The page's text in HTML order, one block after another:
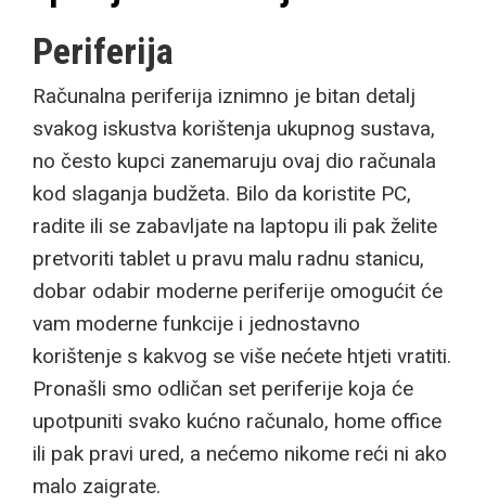
Periferija
Računalna periferija iznimno je bitan detalj
svakog iskustva korištenja ukupnog sustava,
no često kupci zanemaruju ovaj dio računala
kod slaganja budžeta. Bilo da koristite PC,
radite ili se zabavljate na laptopu ili pak želite
pretvoriti tablet u pravu malu radnu stanicu,
dobar odabir moderne periferije omogućit će
vam moderne funkcije i jednostavno
korištenje s kakvog se više nećete htjeti vratiti.
Pronašli smo odličan set periferije koja će
upotpuniti svako kućno računalo, home office
ili pak pravi ured, a nećemo nikome reći ni ako
malo zaigrate.